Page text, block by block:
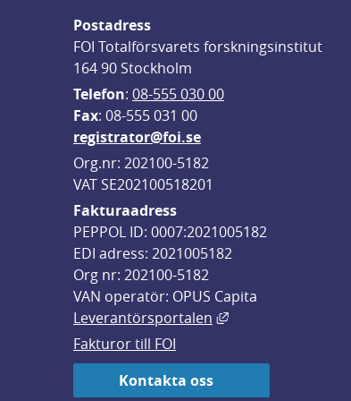
Postadress
FOI Totalförsvarets forskningsinstitut
164 90 Stockholm
Telefon: 08-555 030 00
Fax: 08-555 031 00
registrator@foi.se
Org.nr: 202100-5182
VAT SE202100518201
Fakturaadress
PEPPOL ID: 0007:2021005182
EDI adress: 2021005182
Org nr: 202100-5182
VAN operatör: OPUS Capita
Leverantörsportalen
Länk till annan
Fakturor till FOI
Kontakta oss